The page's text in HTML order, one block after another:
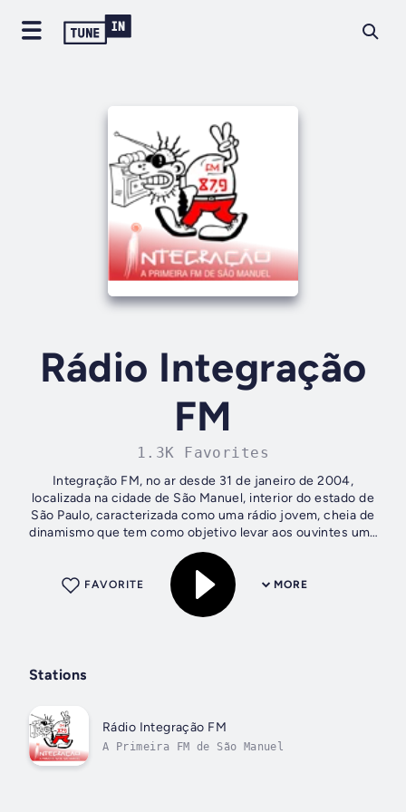
Rádio Integração
FM
1.3K Favorites
Integração FM, no ar desde 31 de janeiro de 2004,
localizada na cidade de São Manuel, interior do estado de
São Paulo, caracterizada como uma rádio jovem, cheia de
dinamismo que tem como objetivo levar aos ouvintes uma
excelente programação para todos...
MORE
FAVORITE
Stations
Rádio Integração FM
A Primeira FM de São Manuel